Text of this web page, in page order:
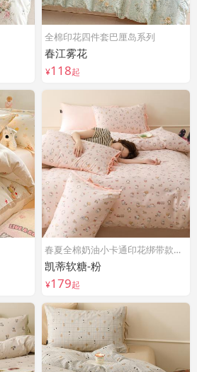
全棉印花四件套巴厘岛系列
春江雾花
¥118起
春夏全棉奶油小卡通印花绑带款四件套
凯蒂软糖-粉
¥179起